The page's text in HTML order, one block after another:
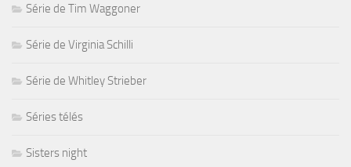
Série de Tim Waggoner
Série de Virginia Schilli
Série de Whitley Strieber
Séries télés
Sisters night